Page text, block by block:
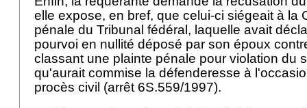
elle expose, en bref, que celui-ci siégeait à la
pénale du Tribunal fédéral, laquelle avait
pourvoi en nullité déposé par son époux
classant une plainte pénale pour violation du
qu'aurait commise la défenderesse à
procès civil (arrêt 6S.559/1997).